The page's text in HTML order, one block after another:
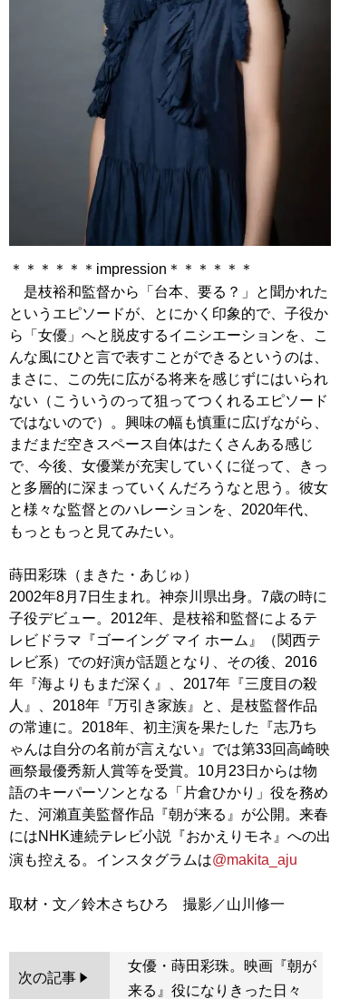
＊＊＊＊＊＊impression＊＊＊＊＊＊
是枝裕和監督から「台本、要る？」と聞かれた
というエピソードが、とにかく印象的で、子役か
ら「女優」へと脱皮するイニシエーションを、こ
んな風にひと言で表すことができるというのは、
まさに、この先に広がる将来を感じずにはいられ
ない（こういうのって狙ってつくれるエピソード
ではないので）。興味の幅も慎重に広げながら、
まだまだ空きスペース自体はたくさんある感じ
で、今後、女優業が充実していくに従って、きっ
と多層的に深まっていくんだろうなと思う。彼女
と様々な監督とのハレーションを、2020年代、
もっともっと見てみたい。
蒔田彩珠（まきた・あじゅ）
2002年8月7日生まれ。神奈川県出身。7歳の時に
子役デビュー。2012年、是枝裕和監督によるテ
レビドラマ『ゴーイング マイ ホーム』（関西テ
レビ系）での好演が話題となり、その後、2016
年『海よりもまだ深く』、2017年『三度目の殺
人』、2018年『万引き家族』と、是枝監督作品
の常連に。2018年、初主演を果たした『志乃ち
ゃんは自分の名前が言えない』では第33回高崎映
画祭最優秀新人賞等を受賞。10月23日からは物
語のキーパーソンとなる「片倉ひかり」役を務め
た、河瀨直美監督作品『朝が来る』が公開。来春
にはNHK連続テレビ小説『おかえりモネ』への出
演も控える。インスタグラムは@makita_aju
次の記事
女優・蒔田彩珠。映画『朝が
来る』役になりきった日々